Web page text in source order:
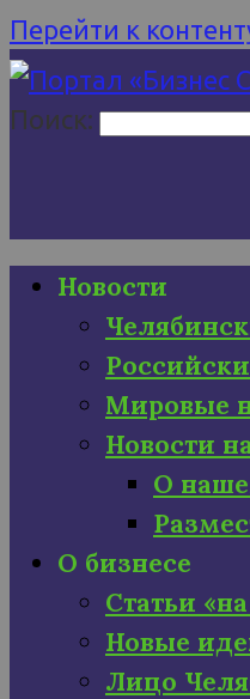
Перейти к
Поиск:
Новости
Мировые
Новости
О
О бизнесе
Статьи
Новые
Лицо